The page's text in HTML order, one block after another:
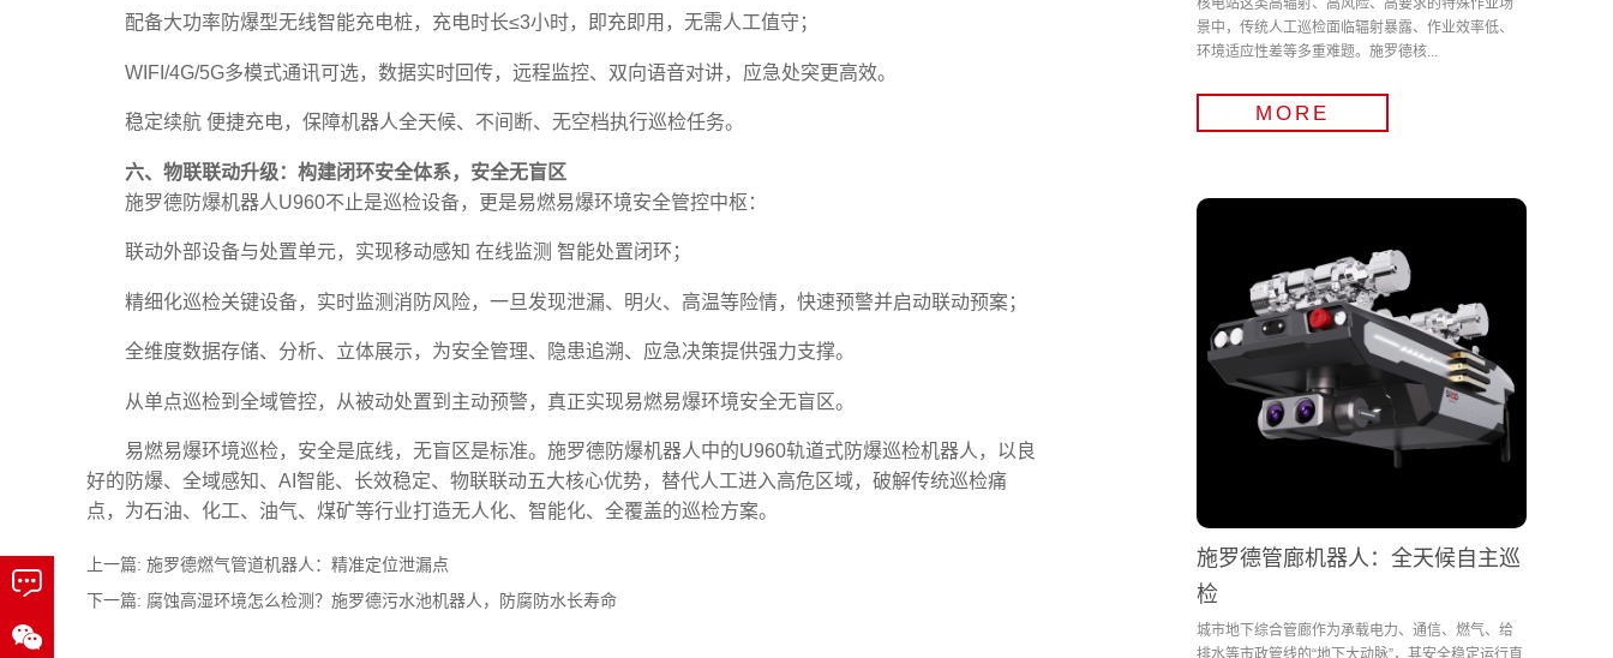
配备大功率防爆型无线智能充电桩，充电时长≤3小时，即充即用，无需人工值守；
WIFI/4G/5G多模式通讯可选，数据实时回传，远程监控、双向语音对讲，应急处突更高效。
稳定续航 便捷充电，保障机器人全天候、不间断、无空档执行巡检任务。
六、物联联动升级：构建闭环安全体系，安全无盲区
施罗德防爆机器人U960不止是巡检设备，更是易燃易爆环境安全管控中枢：
联动外部设备与处置单元，实现移动感知 在线监测 智能处置闭环；
精细化巡检关键设备，实时监测消防风险，一旦发现泄漏、明火、高温等险情，快速预警并启动联动预案；
全维度数据存储、分析、立体展示，为安全管理、隐患追溯、应急决策提供强力支撑。
从单点巡检到全域管控，从被动处置到主动预警，真正实现易燃易爆环境安全无盲区。
易燃易爆环境巡检，安全是底线，无盲区是标准。施罗德防爆机器人中的U960轨道式防爆巡检机器人，以良
好的防爆、全域感知、AI智能、长效稳定、物联联动五大核心优势，替代人工进入高危区域，破解传统巡检痛
点，为石油、化工、油气、煤矿等行业打造无人化、智能化、全覆盖的巡检方案。‍
上一篇: 施罗德燃气管道机器人：精准定位泄漏点
下一篇: 腐蚀高湿环境怎么检测？施罗德污水池机器人，防腐防水长寿命
核电站这类高辐射、高风险、高要求的特殊作业场
景中，传统人工巡检面临辐射暴露、作业效率低、
环境适应性差等多重难题。施罗德核...
MORE
施罗德管廊机器人：全天候自主巡
检
城市地下综合管廊作为承载电力、通信、燃气、给
排水等市政管线的“地下大动脉”，其安全稳定运行直